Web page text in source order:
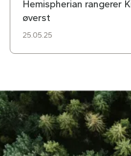
Hemispherian rangerer
øverst
25.05.25